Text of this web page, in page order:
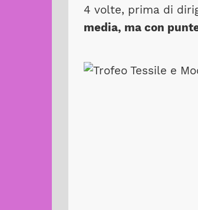
4 volte, prima di
media, ma con